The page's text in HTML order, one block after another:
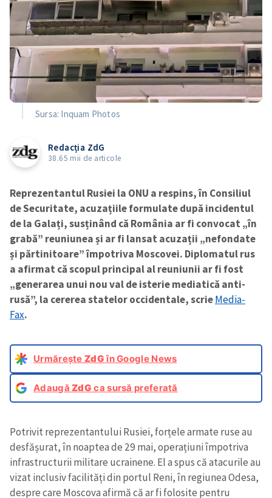
Sursa: Inquam Photos
Redacția ZdG
38.65 mii de articole
Reprezentantul Rusiei la ONU a respins, în Consiliul
de Securitate, acuzațiile formulate după incidentul
de la Galați, susținând că România ar fi convocat „în
grabă” reuniunea și ar fi lansat acuzații „nefondate
și părtinitoare” împotriva Moscovei. Diplomatul rus
a afirmat că scopul principal al reuniunii ar fi fost
„generarea unui nou val de isterie mediatică anti-
rusă”, la cererea statelor occidentale, scrieMedia-
Fax.
Urmărește ZdGîn Google News
AdaugăZdG ca sursă preferată
Potrivit reprezentantului Rusiei, forțele armate ruse au
desfășurat, în noaptea de 29 mai, operațiuni împotriva
infrastructurii militare ucrainene. El a spus că atacurile au
vizat inclusiv facilități din portul Reni, în regiunea Odesa,
despre care Moscova afirmă că ar fi folosite pentru